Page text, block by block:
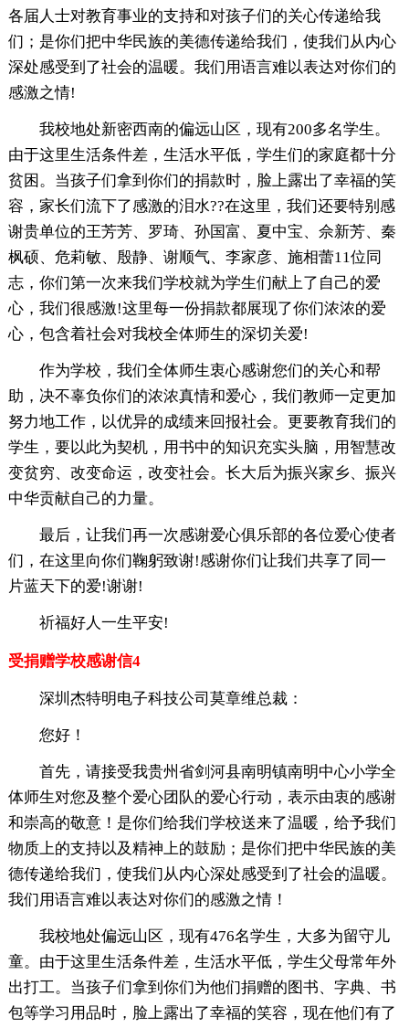
各届人士对教育事业的支持和对孩子们的关心传递给我
们；是你们把中华民族的美德传递给我们，使我们从内心
深处感受到了社会的温暖。我们用语言难以表达对你们的
感激之情!
我校地处新密西南的偏远山区，现有200多名学生。
由于这里生活条件差，生活水平低，学生们的家庭都十分
贫困。当孩子们拿到你们的捐款时，脸上露出了幸福的笑
容，家长们流下了感激的泪水??在这里，我们还要特别感
谢贵单位的王芳芳、罗琦、孙国富、夏中宝、佘新芳、秦
枫硕、危莉敏、殷静、谢顺气、李家彦、施相蕾11位同
志，你们第一次来我们学校就为学生们献上了自己的爱
心，我们很感激!这里每一份捐款都展现了你们浓浓的爱
心，包含着社会对我校全体师生的深切关爱!
作为学校，我们全体师生衷心感谢您们的关心和帮
助，决不辜负你们的浓浓真情和爱心，我们教师一定更加
努力地工作，以优异的成绩来回报社会。更要教育我们的
学生，要以此为契机，用书中的知识充实头脑，用智慧改
变贫穷、改变命运，改变社会。长大后为振兴家乡、振兴
中华贡献自己的力量。
最后，让我们再一次感谢爱心俱乐部的各位爱心使者
们，在这里向你们鞠躬致谢!感谢你们让我们共享了同一
片蓝天下的爱!谢谢!
祈福好人一生平安!
受捐赠学校感谢信4
深圳杰特明电子科技公司莫章维总裁：
您好！
首先，请接受我贵州省剑河县南明镇南明中心小学全
体师生对您及整个爱心团队的爱心行动，表示由衷的感谢
和崇高的敬意！是你们给我们学校送来了温暖，给予我们
物质上的支持以及精神上的鼓励；是你们把中华民族的美
德传递给我们，使我们从内心深处感受到了社会的温暖。
我们用语言难以表达对你们的感激之情！
我校地处偏远山区，现有476名学生，大多为留守儿
童。由于这里生活条件差，生活水平低，学生父母常年外
出打工。当孩子们拿到你们为他们捐赠的图书、字典、书
包等学习用品时，脸上露出了幸福的笑容，现在他们有了